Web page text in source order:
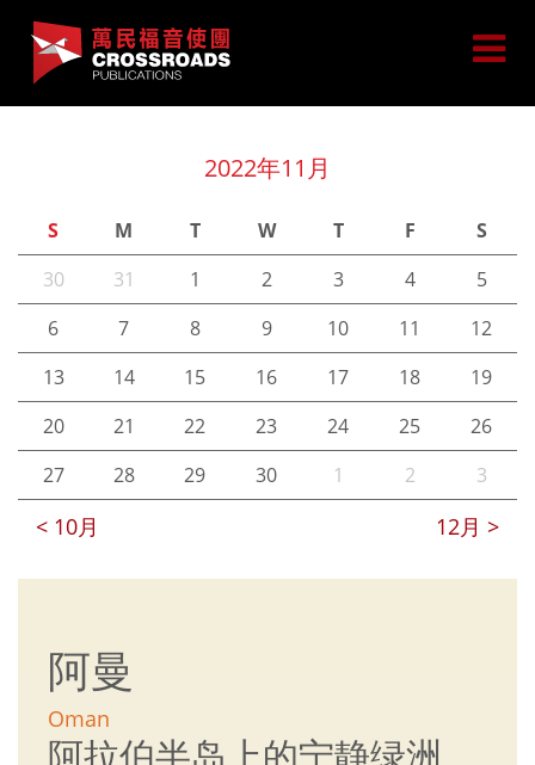
2022年11月
S M T W T F S
< 10月 12月 >
30 31 1 2 3 4
5
6
7 8 9 10 11
12
13
14 15 16 17 18
19
20
21 22 23 24 25
26
27
28 29 30 1 2 3
阿曼
Oman
阿拉伯半岛上的宁静绿洲